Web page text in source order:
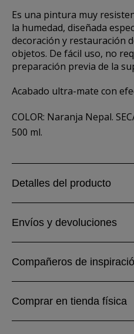
Es una pintura muy
la humedad, diseñada
decoración y restauración
objetos. De fácil uso, no
preparación previa de la
Acabado ultra-mate con
COLOR: Naranja Nepal.
500 ml.
Detalles del producto
Envíos y devoluciones
Compañeros de
Comprar en tienda física